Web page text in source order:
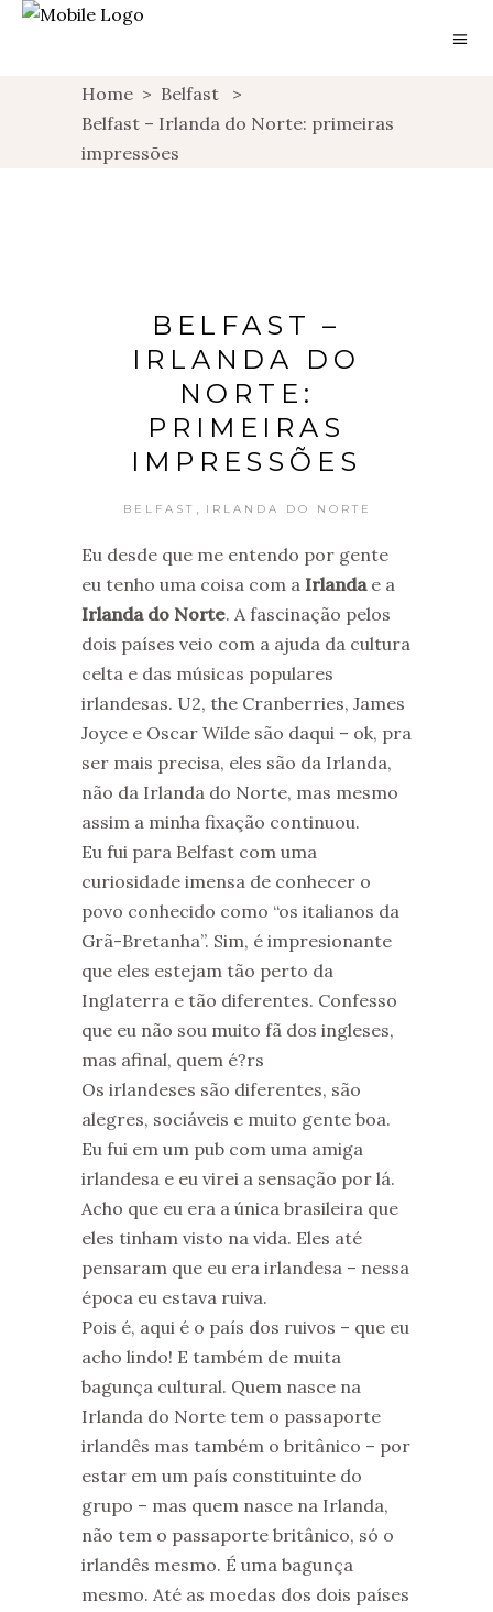
Home > Belfast
>
Belfast – Irlanda do Norte: primeiras
impressões
BELFAST –
IRLANDA DO
NORTE:
PRIMEIRAS
IMPRESSÕES
BELFAST IRLANDA DO NORTE
Eu desde que me entendo por gente
eu tenho uma coisa com a Irlanda e a
Irlanda do Norte. A fascinação pelos
dois países veio com a ajuda da cultura
celta e das músicas populares
irlandesas. U2, the Cranberries, James
Joyce e Oscar Wilde são daqui – ok, pra
ser mais precisa, eles são da Irlanda,
não da Irlanda do Norte, mas mesmo
assim a minha fixação continuou.
Eu fui para Belfast com uma
curiosidade imensa de conhecer o
povo conhecido como “os italianos da
Grã-Bretanha”. Sim, é impresionante
que eles estejam tão perto da
Inglaterra e tão diferentes. Confesso
que eu não sou muito fã dos ingleses,
mas afinal, quem é?rs
Os irlandeses são diferentes, são
alegres, sociáveis e muito gente boa.
Eu fui em um pub com uma amiga
irlandesa e eu virei a sensação por lá.
Acho que eu era a única brasileira que
eles tinham visto na vida. Eles até
pensaram que eu era irlandesa – nessa
época eu estava ruiva.
Pois é, aqui é o país dos ruivos – que eu
acho lindo! E também de muita
bagunça cultural. Quem nasce na
Irlanda do Norte tem o passaporte
irlandês mas também o britânico – por
estar em um país constituinte do
grupo – mas quem nasce na Irlanda,
não tem o passaporte britânico, só o
irlandês mesmo. É uma bagunça
mesmo. Até as moedas dos dois países